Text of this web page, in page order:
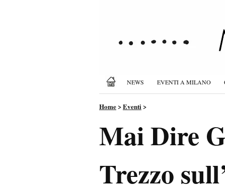
NEWS EVENTI A MILANO
Home>Eventi>
Mai Dire
Trezzo